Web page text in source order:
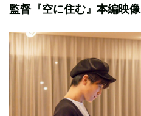
監督『空に住む』本編映像